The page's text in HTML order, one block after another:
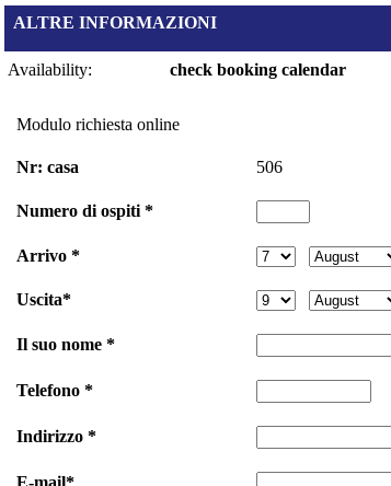
ALTRE INFORMAZIONI
Availability: check booking calendar
Modulo richiesta online
Nr: casa 506
Numero di ospiti *
Arrivo *
Uscita*
Il suo nome *
Telefono *
Indirizzo *
E-mail*